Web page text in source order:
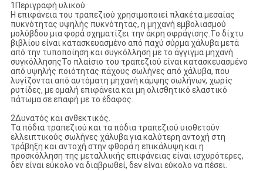
1Περιγραφή υλικού.
Η επιφάνεια του τραπεζιού χρησιμοποιεί πλακέτα μεσαίας
πυκνότητας υψηλής πυκνότητας, η μηχανή εμβολιασμού
μολύβδου μια φορά σχηματίζει την άκρη σφράγισης.Το δίχτυ
βιβλίου είναι κατασκευασμένο από παχύ σύρμα χάλυβα μετά
από την τυποποίηση και συγκόλληση με το άγγιγμα μηχανή
συγκόλλησηςΤο πλαίσιο του τραπεζιού είναι κατασκευασμένο
από υψηλής ποιότητας πάχους σωλήνες από χάλυβα, που
λυγίζονται από αυτόματη μηχανή κάμψης σωλήνων, χωρίς
ρυτίδες, με ομαλή επιφάνεια και μη ολισθητικό ελαστικό
πάτωμα σε επαφή με το έδαφος.
2Δυνατός και ανθεκτικός.
Τα πόδια τραπεζιού και τα πόδια τραπεζιού υιοθετούν
ελλειπτικούς σωλήνες χάλυβα για καλύτερη αντοχή στη
τράβηξη και αντοχή στην φθορά.η επικάλυψη και η
προσκόλληση της μεταλλικής επιφάνειας είναι ισχυρότερες,
δεν είναι εύκολο να διαβρωθεί, δεν είναι εύκολο να πέσει.